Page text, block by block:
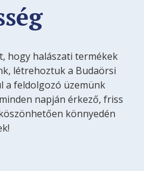
hogy halászati termékek
létrehoztuk a Budaörsi
a feldolgozó üzemünk
napján érkező, friss
könnyedén